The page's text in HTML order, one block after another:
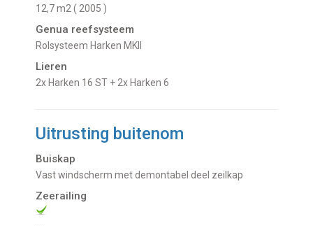
12,7 m2 ( 2005 )
Genua reefsysteem
Rolsysteem Harken MKII
Lieren
2x Harken 16 ST + 2x Harken 6
Uitrusting buitenom
Buiskap
Vast windscherm met demontabel deel zeilkap
Zeerailing